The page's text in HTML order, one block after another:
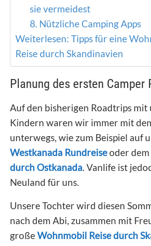
sie vermeidest
8. Nützliche Camping Apps
Weiterlesen: Tipps für eine
Reise durch Skandinavien
Planung des ersten Camper
Auf den bisherigen Roadtrips mit
Kindern waren wir immer mit
unterwegs, wie zum Beispiel auf
Westkanada Rundreiseoder dem
durch Ostkanada. Vanlife ist
Neuland für uns.
Unsere Tochter wird diesen
nach dem Abi, zusammen mit
großeWohnmobil Reise durch